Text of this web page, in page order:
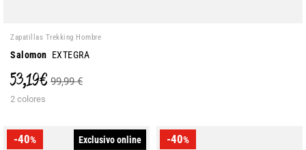
Zapatillas Trekking Hombre
Salomon EXTEGRA
53,19 € 99,99 €
2 colores
-40% Exclusivo online -40%